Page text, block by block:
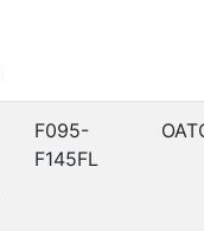
F095-
F145FL